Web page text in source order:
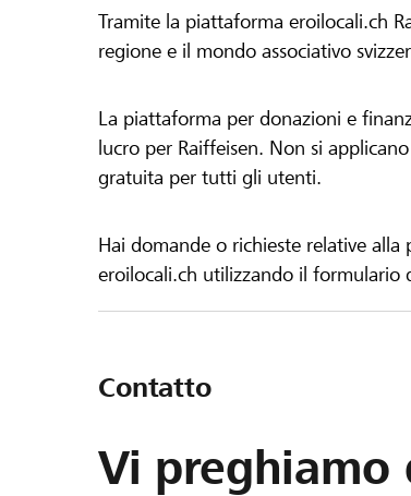
Tramite la piattaforma eroilocali.ch
regione e il mondo associativo
La piattaforma per donazioni e
lucro per Raiffeisen. Non si
gratuita per tutti gli utenti.
Hai domande o richieste relative
eroilocali.ch utilizzando il formulario
Contatto
Vi preghiamo